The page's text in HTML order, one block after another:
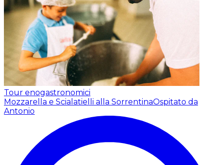
Tour enogastronomici
Mozzarella e Scialatielli alla SorrentinaOspitato da
Antonio